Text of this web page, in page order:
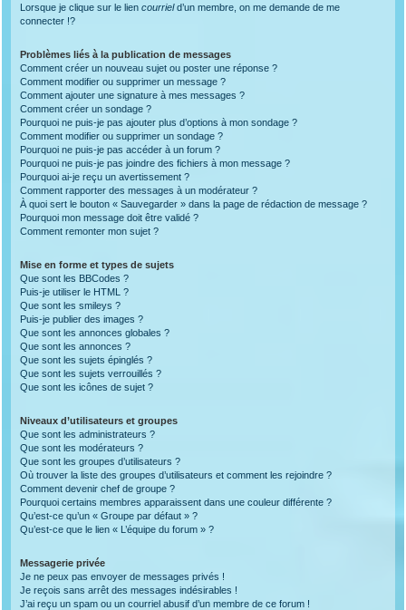
Lorsque je clique sur le lien courrield’un membre, on me demande de me
connecter !?
Problèmes liés à la publication de messages
Comment créer un nouveau sujet ou poster une réponse ?
Comment modifier ou supprimer un message ?
Comment ajouter une signature à mes messages ?
Comment créer un sondage ?
Pourquoi ne puis-je pas ajouter plus d’options à mon sondage ?
Comment modifier ou supprimer un sondage ?
Pourquoi ne puis-je pas accéder à un forum ?
Pourquoi ne puis-je pas joindre des fichiers à mon message ?
Pourquoi ai-je reçu un avertissement ?
Comment rapporter des messages à un modérateur ?
À quoi sert le bouton « Sauvegarder » dans la page de rédaction de message ?
Pourquoi mon message doit être validé ?
Comment remonter mon sujet ?
Mise en forme et types de sujets
Que sont les BBCodes ?
Puis-je utiliser le HTML ?
Que sont les smileys ?
Puis-je publier des images ?
Que sont les annonces globales ?
Que sont les annonces ?
Que sont les sujets épinglés ?
Que sont les sujets verrouillés ?
Que sont les icônes de sujet ?
Niveaux d’utilisateurs et groupes
Que sont les administrateurs ?
Que sont les modérateurs ?
Que sont les groupes d’utilisateurs ?
Où trouver la liste des groupes d’utilisateurs et comment les rejoindre ?
Comment devenir chef de groupe ?
Pourquoi certains membres apparaissent dans une couleur différente ?
Qu’est-ce qu’un « Groupe par défaut » ?
Qu’est-ce que le lien « L’équipe du forum » ?
Messagerie privée
Je ne peux pas envoyer de messages privés !
Je reçois sans arrêt des messages indésirables !
J’ai reçu un spam ou un courriel abusif d’un membre de ce forum !